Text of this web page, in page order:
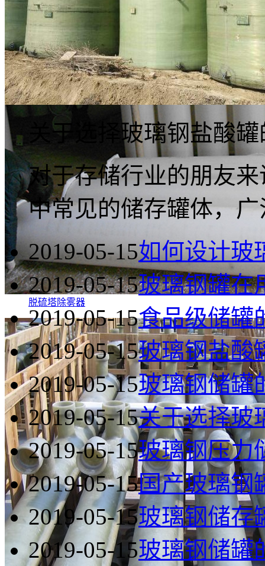
脱硫塔除雾器
关于选择玻璃钢盐酸
对于存储行业的朋友
中常见的储存罐体，广
2019-05-15如何设计玻
2019-05-15玻璃钢罐在
2019-05-15食品级储罐
2019-05-15玻璃钢盐酸
2019-05-15玻璃钢储罐
2019-05-15关于选择玻
2019-05-15玻璃钢压力
2019-05-15国产玻璃钢
2019-05-15玻璃钢储存
2019-05-15玻璃钢储罐